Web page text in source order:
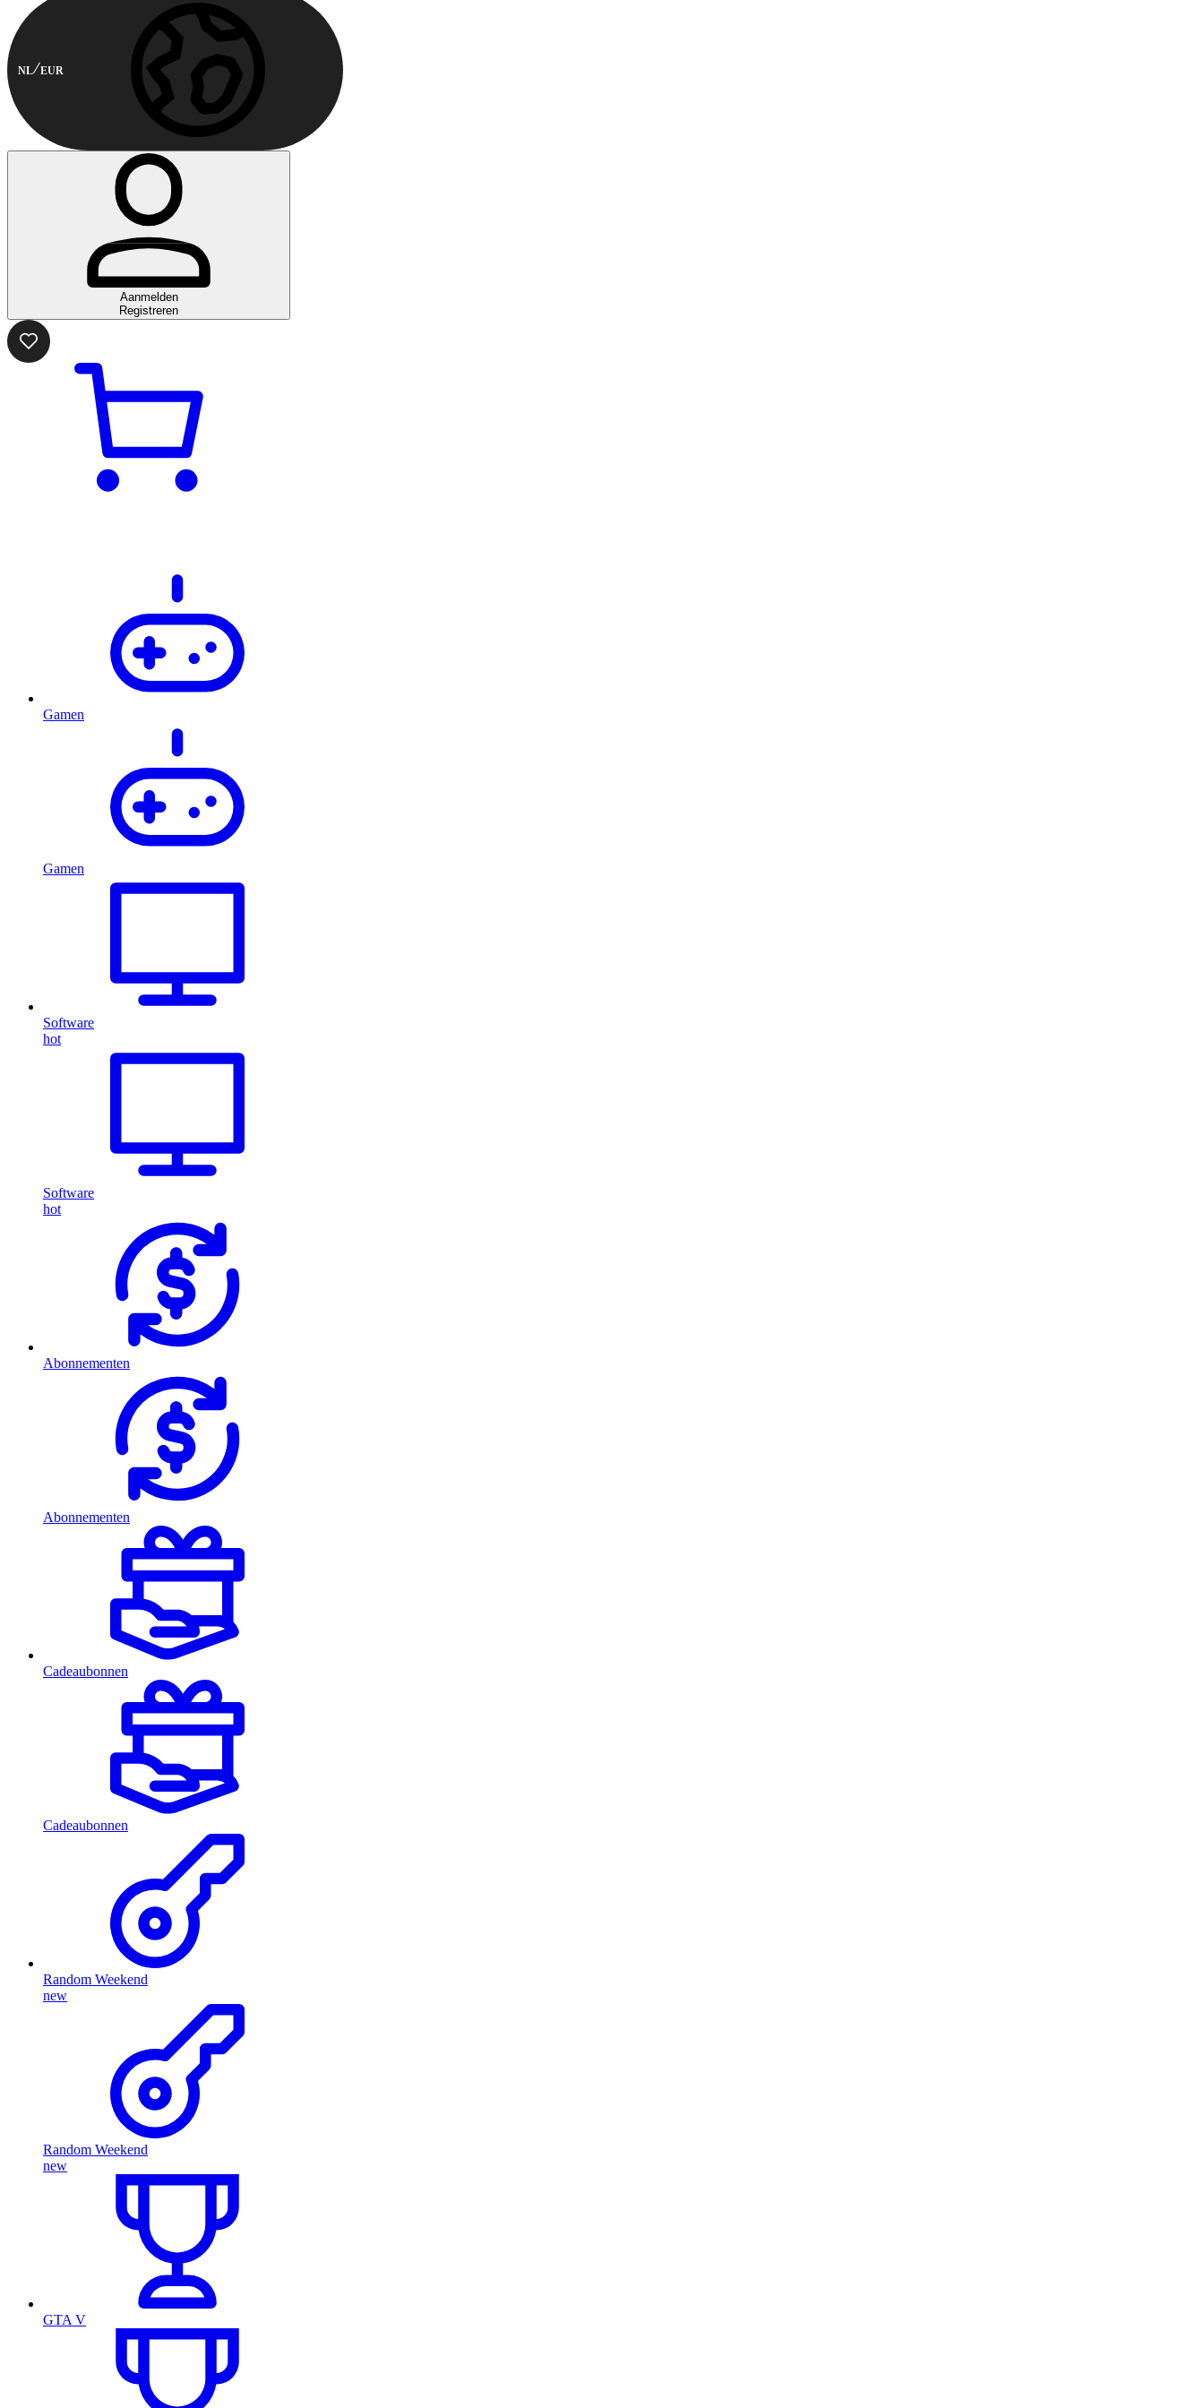
NL EUR
Aanmelden
Registreren
Gamen
Gamen
Software
hot
Software
hot
Abonnementen
Abonnementen
Cadeaubonnen
Cadeaubonnen
Random Weekend
new
Random Weekend
new
GTA V